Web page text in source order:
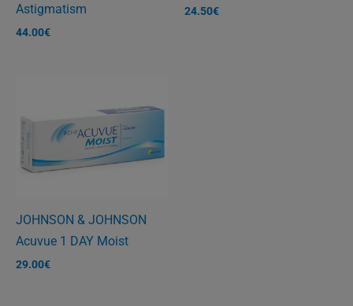
Astigmatism
44.00€
24.50€
JOHNSON & JOHNSON
Acuvue 1 DAY Moist
29.00€